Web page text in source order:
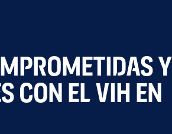
Y
CON EL VIH EN